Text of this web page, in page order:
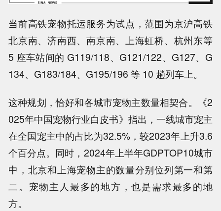
当前高铁宠物托运服务为试点，范围为京沪高铁
北京南、济南西、南京南、上海虹桥、杭州东等
5 座车站间的 G119/118、G121/122、G127、G
134、G183/184、G195/196 等 10 趟列车上。
这种规划，恰好和各城市宠物主数量相契合。
《2
025年中国宠物行业白皮书》指出，一线城市宠主
在全国宠主中的占比为32.5%，较2023年上升3.6
个百分点。 同时，2024年上半年GDPTOP10城市
中，北京和上海宠物主的数量分别位列第一和第
二。 宠物主人最多的地方，也是需求最多的地
方。